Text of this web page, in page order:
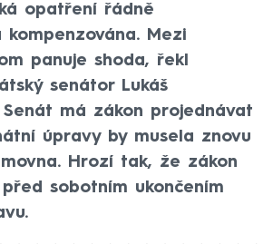
opatření řádně
kompenzována. Mezi
panuje shoda, řekl
senátor Lukáš
Senát má zákon projednávat
úpravy by musela znovu
Hrozí tak, že zákon
sobotním ukončením